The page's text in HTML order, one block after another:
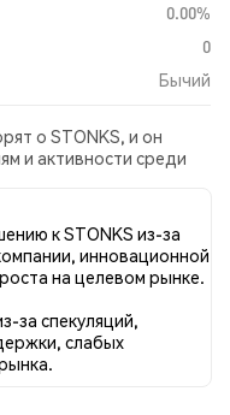
0.00%
0
Бычий
о STONKS, и он
и активности среди
сетях было Бычий.
статей о STONKS. В
по сравнению с
по STONKS. 63.64%
к STONKS. Эти
к STONKS из-за
инновационной
на целевом рынке.
за спекуляций,
слабых